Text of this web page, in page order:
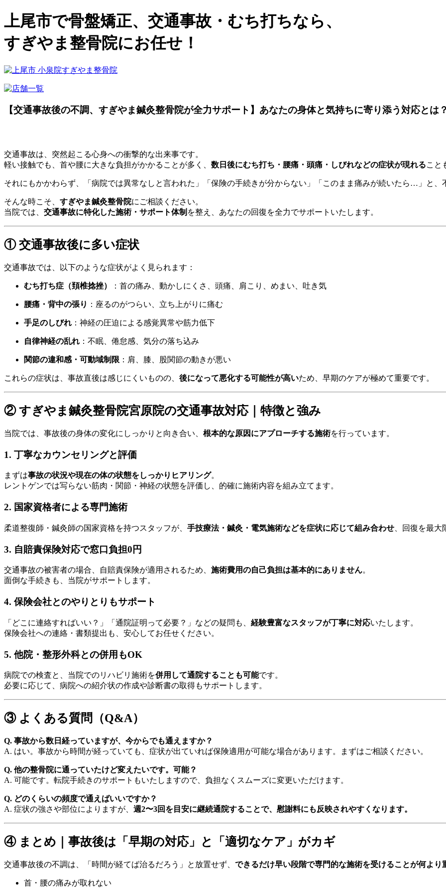
上尾市で骨盤矯正、交通事故・むち打ちなら、
すぎやま整骨院にお任せ！
【交通事故後の不調、すぎやま鍼灸整骨院が全力サポート】あなたの身体と気持ちに寄り添う対応とは？
交通事故は、突然起こる心身への衝撃的な出来事です。
軽い接触でも、首や腰に大きな負担がかかることが多く、 数日後にむち打ち・腰痛・頭痛・しびれなどの症状が現れること
それにもかかわらず、「病院では異常なしと言われた」「保険の手続きが分からない」「このまま痛みが続いたら…」と、
そんな時こそ、 すぎやま鍼灸整骨院にご相談ください。
当院では、 交通事故に特化した施術・サポート体制 を整え、あなたの回復を全力でサポートいたします。
① 交通事故後に多い症状
交通事故では、以下のような症状がよく見られます：
むち打ち症（頚椎捻挫） ：首の痛み、動かしにくさ、頭痛、肩こり、めまい、吐き気
腰痛・背中の張り ：座るのがつらい、立ち上がりに痛む
手足のしびれ ：神経の圧迫による感覚異常や筋力低下
自律神経の乱れ ：不眠、倦怠感、気分の落ち込み
関節の違和感・可動域制限 ：肩、膝、股関節の動きが悪い
これらの症状は、事故直後は感じにくいものの、 後になって悪化する可能性が高いため、早期のケアが極めて重要です。
② すぎやま鍼灸整骨院宮原院の交通事故対応｜特徴と強み
当院では、事故後の身体の変化にしっかりと向き合い、 根本的な原因にアプローチする施術を行っています。
1. 丁寧なカウンセリングと評価
まずは事故の状況や現在の体の状態をしっかりヒアリング。
レントゲンでは写らない筋肉・関節・神経の状態を評価し、的確に施術内容を組み立てます。
2. 国家資格者による専門施術
柔道整復師・鍼灸師の国家資格を持つスタッフが、 手技療法・鍼灸・電気施術などを症状に応じて組み合わせ 、回復を最大
3. 自賠責保険対応で窓口負担0円
交通事故の被害者の場合、自賠責保険が適用されるため、 施術費用の自己負担は基本的にありません。
面倒な手続きも、当院がサポートします。
4. 保険会社とのやりとりもサポート
「どこに連絡すればいい？」「通院証明って必要？」などの疑問も、 経験豊富なスタッフが丁寧に対応いたします。
保険会社への連絡・書類提出も、安心してお任せください。
5. 他院・整形外科との併用もOK
病院での検査と、当院でのリハビリ施術を併用して通院することも可能です。
必要に応じて、病院への紹介状の作成や診断書の取得もサポートします。
③ よくある質問（Q&A）
Q. 事故から数日経っていますが、今からでも通えますか？
A. はい。事故から時間が経っていても、症状が出ていれば保険適用が可能な場合があります。まずはご相談ください。
Q. 他の整骨院に通っていたけど変えたいです。可能？
A. 可能です。転院手続きのサポートもいたしますので、負担なくスムーズに変更いただけます。
Q. どのくらいの頻度で通えばいいですか？
A. 症状の強さや部位によりますが、 週2〜3回を目安に継続通院することで、慰謝料にも反映されやすくなります。
④ まとめ｜事故後は「早期の対応」と「適切なケア」がカギ
交通事故後の不調は、「時間が経てば治るだろう」と放置せず、 できるだけ早い段階で専門的な施術を受けることが何より
首・腰の痛みが取れない